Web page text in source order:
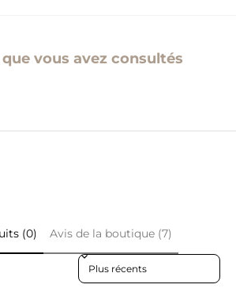
vous avez consultés
(0) Avis de la boutique (7)
Sort reviews by